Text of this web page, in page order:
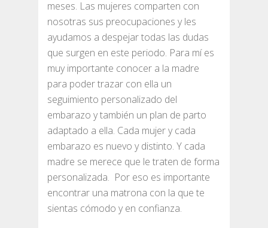
meses. Las mujeres comparten con
nosotras sus preocupaciones y les
ayudamos a despejar todas las dudas
que surgen en este periodo. Para mí es
muy importante conocer a la madre
para poder trazar con ella un
seguimiento personalizado del
embarazo y también un plan de parto
adaptado a ella. Cada mujer y cada
embarazo es nuevo y distinto. Y cada
madre se merece que le traten de forma
personalizada. Por eso es importante
encontrar una matrona con la que te
sientas cómodo y en confianza.